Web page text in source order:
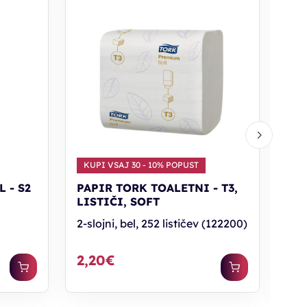
- S2
KUPI VSAJ 30 - 10% POPUST
PAPIR TORK TOALETNI - T3,
LISTIČI, SOFT
2-slojni, bel, 252 lističev (122200)
2,20€